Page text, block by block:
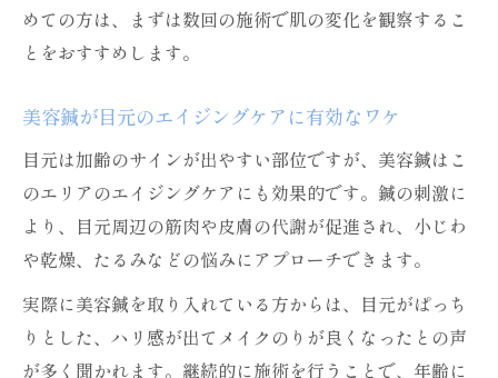
めての方は、まずは数回の施術で肌の変化を観察するこ
とをおすすめします。
美容鍼が目元のエイジングケアに有効なワケ
目元は加齢のサインが出やすい部位ですが、美容鍼はこ
のエリアのエイジングケアにも効果的です。鍼の刺激に
より、目元周辺の筋肉や皮膚の代謝が促進され、小じわ
や乾燥、たるみなどの悩みにアプローチできます。
実際に美容鍼を取り入れている方からは、目元がぱっち
りとした、ハリ感が出てメイクのりが良くなったとの声
が多く聞かれます。継続的に施術を行うことで、年齢に